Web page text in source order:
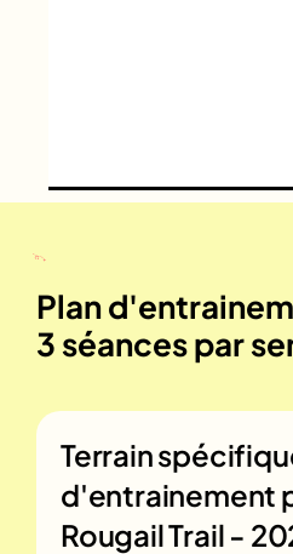
Plan
3 séances par
Terrain
d'entrainement
Rougail Trail -